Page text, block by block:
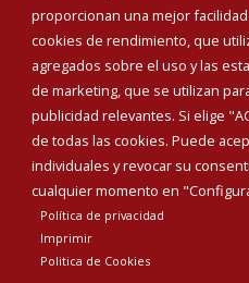
proporcionan una mejor
cookies de rendimiento, que
agregados sobre el uso y las
de marketing, que se utilizan
publicidad relevantes. Si elige
de todas las cookies. Puede
individuales y revocar su
cualquier momento en
Política de privacidad
Imprimir
Politica de Cookies